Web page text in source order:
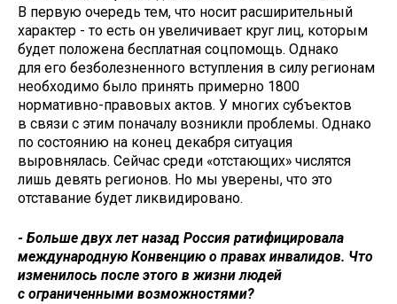
В первую очередь тем, что носит расширительный
характер - то есть он увеличивает круг лиц, которым
будет положена бесплатная соцпомощь. Однако
для его безболезненного вступления в силу регионам
необходимо было принять примерно 1800
нормативно-правовых актов. У многих субъектов
в связи с этим поначалу возникли проблемы. Однако
по состоянию на конец декабря ситуация
выровнялась. Сейчас среди «отстающих» числятся
лишь девять регионов. Но мы уверены, что это
отставание будет ликвидировано.
- Больше двух лет назад Россия ратифицировала
международную Конвенцию о правах инвалидов. Что
изменилось после этого в жизни людей
с ограниченными возможностями?